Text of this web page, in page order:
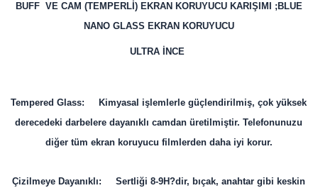
BUFF VE CAM (TEMPERLİ) EKRAN KORUYUCU KARIŞIMI ;BLUE
NANO GLASS EKRAN KORUYUCU
ULTRA İNCE
Tempered Glass: Kimyasal işlemlerle güçlendirilmiş, çok yüksek
derecedeki darbelere dayanıklı camdan üretilmiştir. Telefonunuzu
diğer tüm ekran koruyucu filmlerden daha iyi korur.
Çizilmeye Dayanıklı: Sertliği 8-9H?dir, bıçak, anahtar gibi keskin